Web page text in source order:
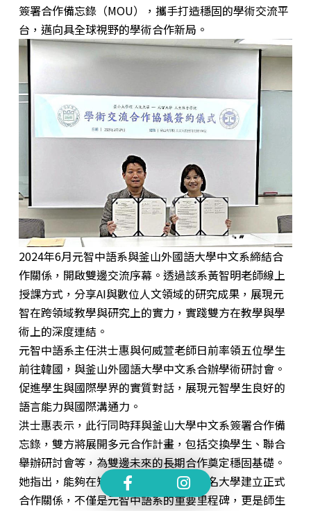
簽署合作備忘錄（MOU），攜手打造穩固的學術交流平
台，邁向具全球視野的學術合作新局。
2024年6月元智中語系與釜山外國語大學中文系締結合
作關係，開啟雙邊交流序幕。透過該系黃智明老師線上
授課方式，分享AI與數位人文領域的研究成果，展現元
智在跨領域教學與研究上的實力，實踐雙方在教學與學
術上的深度連結。
元智中語系主任洪士惠與何威萱老師日前率領五位學生
前往韓國，與釜山外國語大學中文系合辦學術研討會。
促進學生與國際學界的實質對話，展現元智學生良好的
語言能力與國際溝通力。
洪士惠表示，此行同時拜與釜山大學中文系簽署合作備
忘錄，雙方將展開多元合作計畫，包括交換學生、聯合
舉辦研討會等，為雙邊未來的長期合作奠定穩固基礎。
她指出，能夠在短時間內與韓國兩所知名大學建立正式
合作關係，不僅是元智中語系的重要里程碑，更是師生